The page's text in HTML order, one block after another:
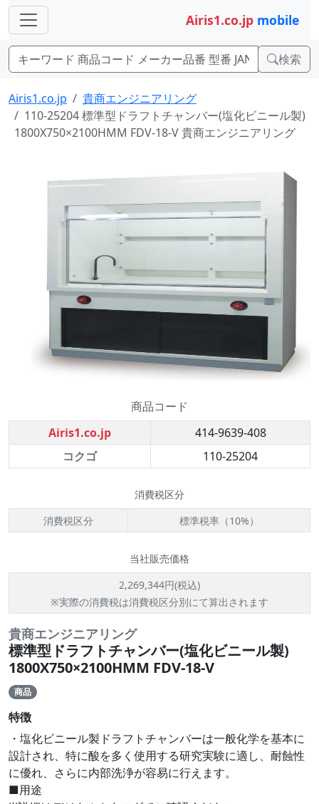
Airis1.co.jp mobile
検索
Airis1.co.jp
貴商エンジニアリング
110-25204 標準型ドラフトチャンバー(塩化ビニール製)
1800X750×2100HMM FDV-18-V 貴商エンジニアリング
商品コード
Airis1.co.jp
414-9639-408
コクゴ
110-25204
消費税区分
消費税区分
標準税率（10%）
当社販売価格
2,269,344円(税込)
※実際の消費税は消費税区分別にて算出されます
貴商エンジニアリング
標準型ドラフトチャンバー(塩化ビニール製)
1800X750×2100HMM FDV-18-V
商品
特徴
・塩化ビニール製ドラフトチャンバーは一般化学を基本に
設計され、特に酸を多く使用する研究実験に適し、耐蝕性
に優れ、さらに内部洗浄が容易に行えます。
■用途